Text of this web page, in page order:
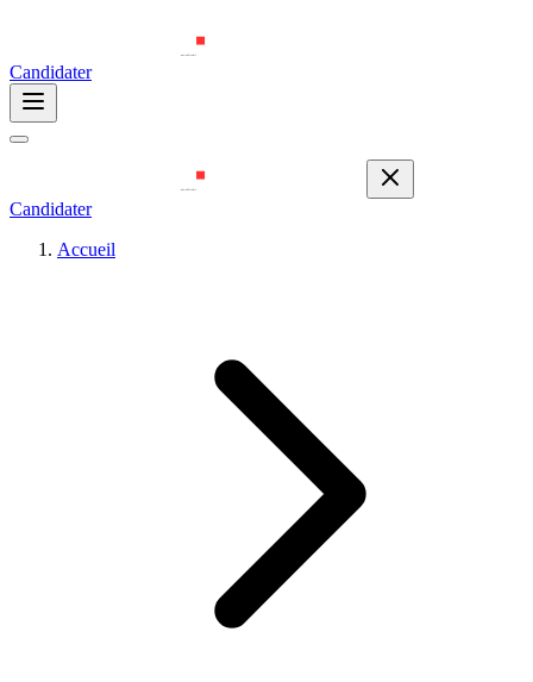
Candidater
Candidater
Accueil